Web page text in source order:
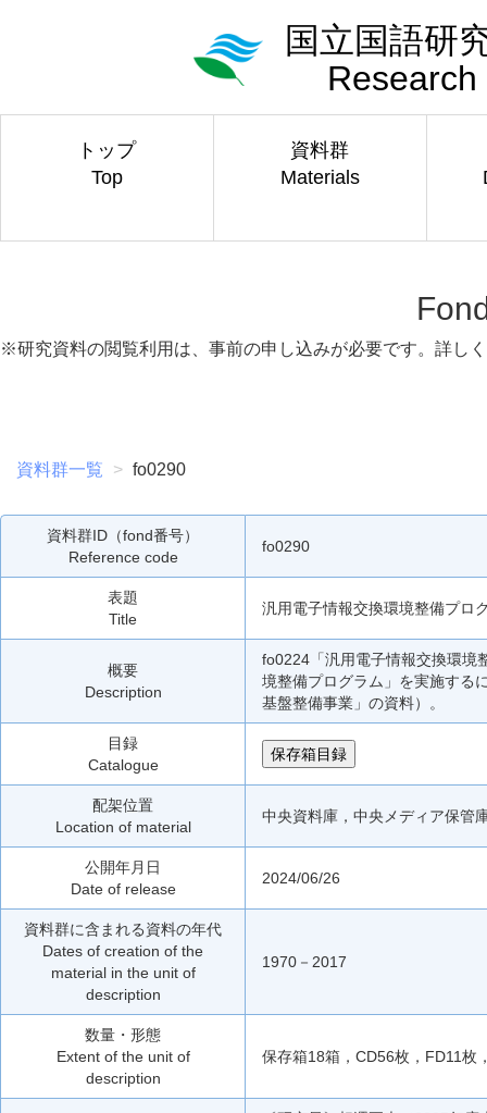
国立国語研
トップ
Top
資料群
Materials
※研究資料の閲覧利用は、事前の申し込みが必要です。詳し
資料群一覧 fo0290
資料群ID（fond番号）
Reference code
fo0290
表題
Title
汎用電子情報交換環境整備プロ
概要
Description
fo0224「汎用電子情報交換環境
境整備プログラム」を実施する
基盤整備事業」の資料）。
目録
Catalogue
保存箱目録
配架位置
Location of material
中央資料庫，中央メディア保管
公開年月日
Date of release
2024/06/26
資料群に含まれる資料の年代
Dates of creation of the
material in the unit of
description
1970－2017
数量・形態
Extent of the unit of
description
保存箱18箱，CD56枚，FD11枚